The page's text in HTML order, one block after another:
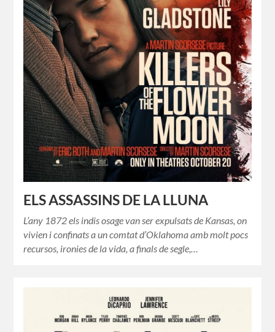
ELS ASSASSINS DE LA LLUNA
L’any 1872 els indis osage van ser expulsats de Kansas, on
vivien i confinats a un comtat d’Oklahoma amb molt pocs
recursos, ironies de la vida, a finals de segle,…